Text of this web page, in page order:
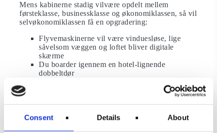
Consent Details About
Mens kabinerne stadig vilvære opdelt mellem
førsteklasse, businessklasse og økonomiklassen, så vil
selvøkonomiklassen få en opgradering:
Flyvemaskinerne vil være vinduesløse, lige
såvelsom væggen og loftet bliver digitale
skærme
Du boarder igennem en hotel-lignende
dobbeltdør
funktion,som f.eks. familie, senior og gruppe
zoner og kabiner med multianvendelige rum,for